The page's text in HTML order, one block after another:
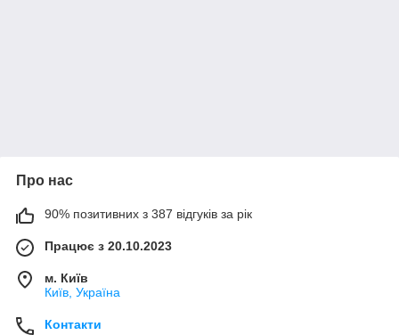
Про нас
90% позитивних з 387 відгуків за рік
Працює з 20.10.2023
м. Київ
Київ, Україна
Контакти